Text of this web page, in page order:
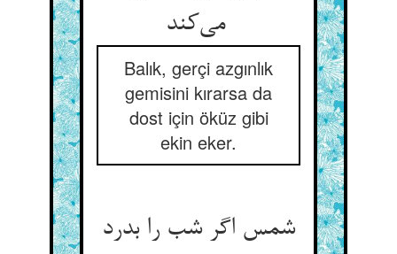
می‌کند
Balık, gerçi azgınlık
gemisini kırarsa da
dost için öküz gibi
ekin eker.
شمس اگر شب را بدرد